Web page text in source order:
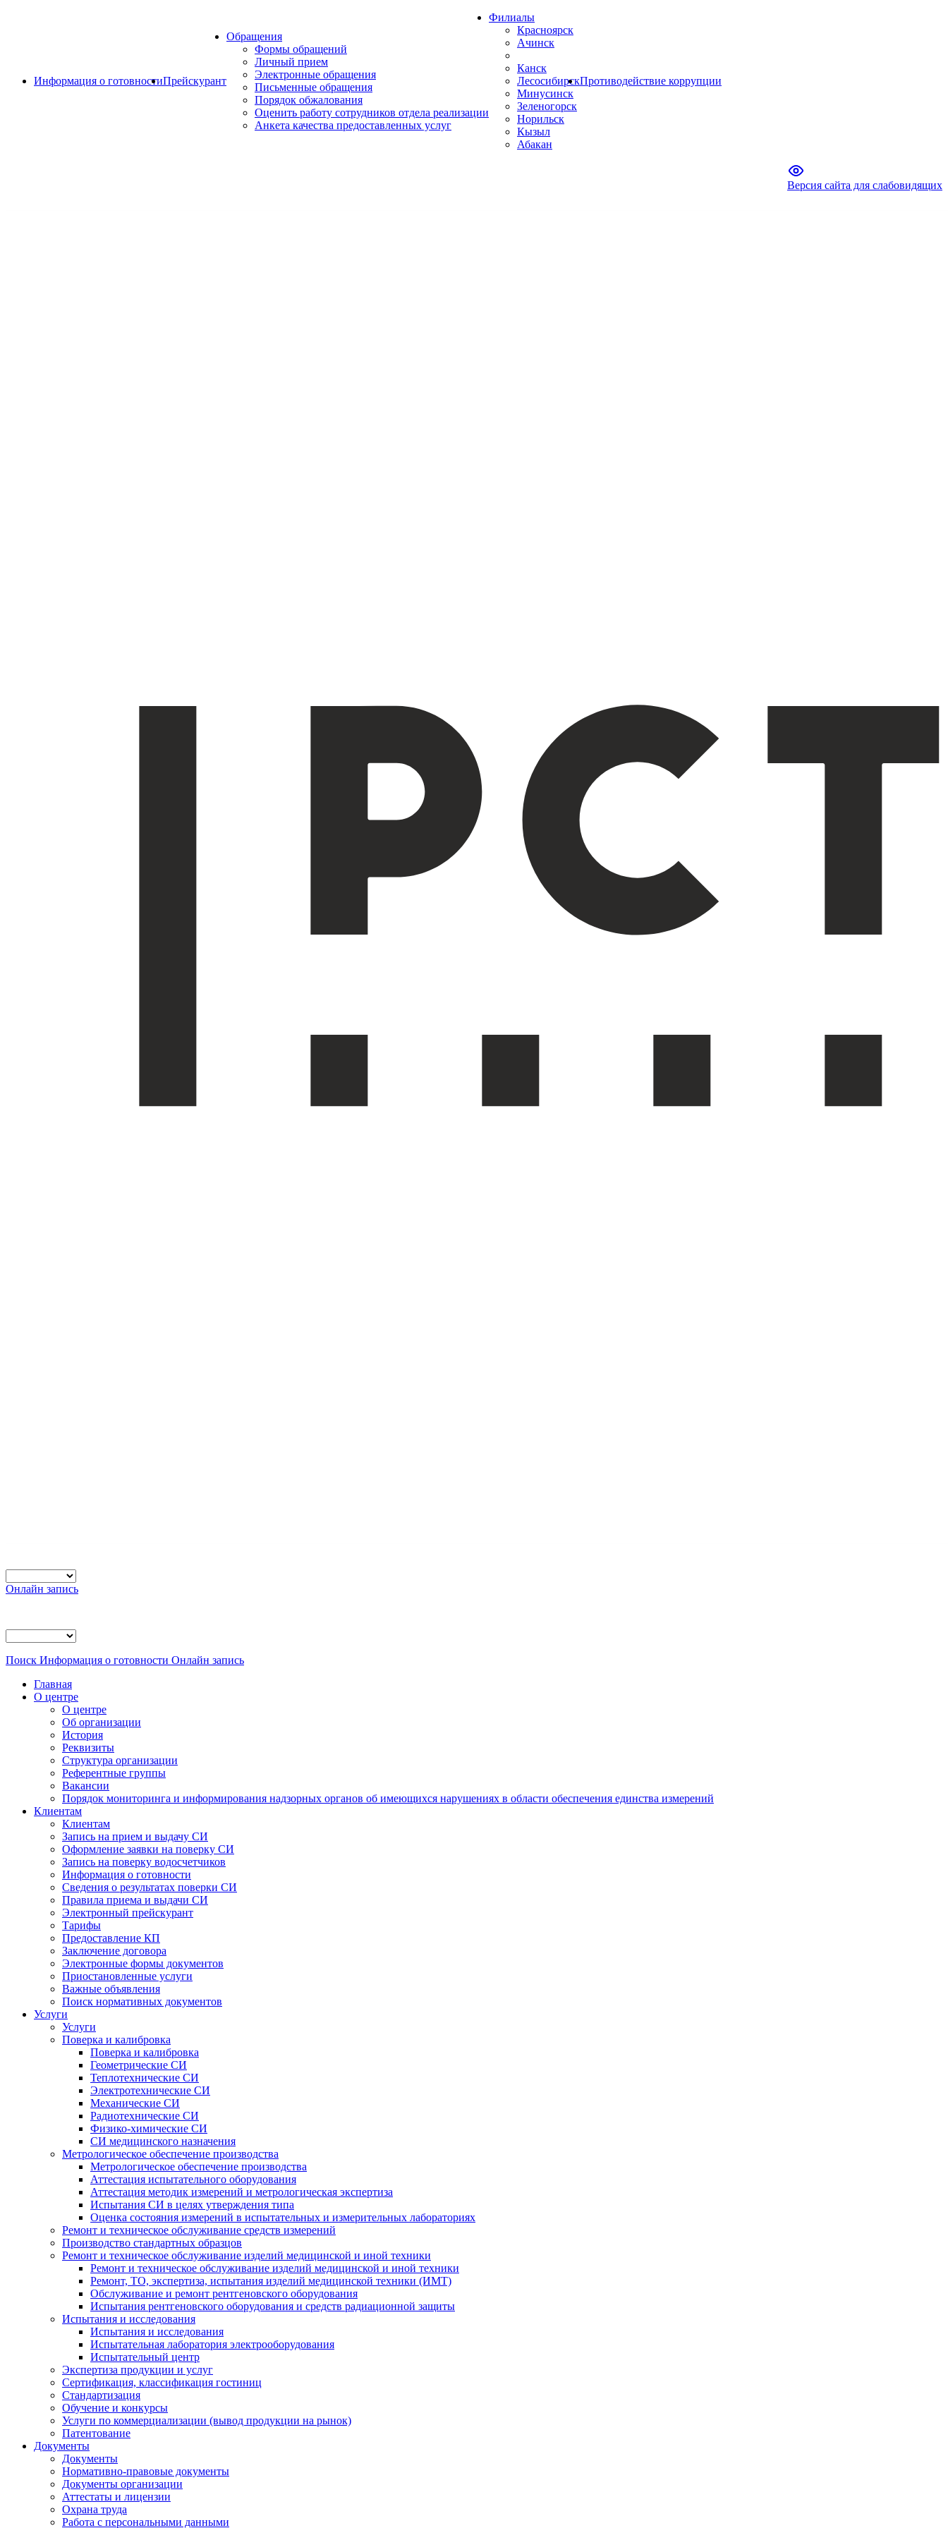
Информация о готовностиПрейскурант
Обращения
Формы обращений
Личный прием
Электронные обращения
Письменные обращения
Порядок обжалования
Оценить работу сотрудников отдела реализации
Анкета качества предоставленных услуг
Филиалы
Красноярск
Ачинск
Канск
Лесосибирск
Минусинск
Зеленогорск
Норильск
Кызыл
Абакан
Противодействие коррупции
Версия сайта для слабовидящих
Онлайн запись
Поиск Информация о готовности Онлайн запись
Главная
О центре
О центре
Об организации
История
Реквизиты
Структура организации
Референтные группы
Вакансии
Порядок мониторинга и информирования надзорных органов об имеющихся нарушениях в области обеспечения единства измерений
Клиентам
Клиентам
Запись на прием и выдачу СИ
Оформление заявки на поверку СИ
Запись на поверку водосчетчиков
Информация о готовности
Сведения о результатах поверки СИ
Правила приема и выдачи СИ
Электронный прейскурант
Тарифы
Предоставление КП
Заключение договора
Электронные формы документов
Приостановленные услуги
Важные объявления
Поиск нормативных документов
Услуги
Услуги
Поверка и калибровка
Поверка и калибровка
Геометрические СИ
Теплотехнические СИ
Электротехнические СИ
Механические СИ
Радиотехнические СИ
Физико-химические СИ
СИ медицинского назначения
Метрологическое обеспечение производства
Метрологическое обеспечение производства
Аттестация испытательного оборудования
Аттестация методик измерений и метрологическая экспертиза
Испытания СИ в целях утверждения типа
Оценка состояния измерений в испытательных и измерительных лабораториях
Ремонт и техническое обслуживание средств измерений
Производство стандартных образцов
Ремонт и техническое обслуживание изделий медицинской и иной техники
Ремонт и техническое обслуживание изделий медицинской и иной техники
Ремонт, ТО, экспертиза, испытания изделий медицинской техники (ИМТ)
Обслуживание и ремонт рентгеновского оборудования
Испытания рентгеновского оборудования и средств радиационной защиты
Испытания и исследования
Испытания и исследования
Испытательная лаборатория электрооборудования
Испытательный центр
Экспертиза продукции и услуг
Сертификация, классификация гостиниц
Стандартизация
Обучение и конкурсы
Услуги по коммерциализации (вывод продукции на рынок)
Патентование
Документы
Документы
Нормативно-правовые документы
Документы организации
Аттестаты и лицензии
Охрана труда
Работа с персональными данными